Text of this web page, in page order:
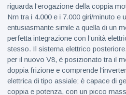
riguarda l’erogazione della coppia
Nm tra i 4.000 e i 7.000 giri/minuto e
entusiasmante simile a quella di un
perfetta integrazione con l’unità
stesso. Il sistema elettrico
per il nuovo V8, è posizionato tra il
doppia frizione e comprende
elettrica di tipo assiale; è capace di
coppia e potenza, con un picco